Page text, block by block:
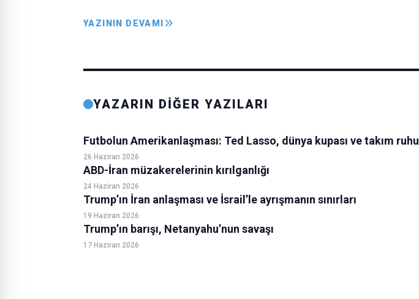
YAZININ DEVAMI
YAZARIN DİĞER YAZILARI
Futbolun Amerikanlaşması: Ted Lasso, dünya kupası ve takım ruhu
26 Haziran 2026
ABD-İran müzakerelerinin kırılganlığı
24 Haziran 2026
Trump’ın İran anlaşması ve İsrail’le ayrışmanın sınırları
19 Haziran 2026
Trump’ın barışı, Netanyahu’nun savaşı
17 Haziran 2026